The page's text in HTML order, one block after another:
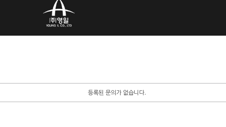
등록된 문의가 없습니다.